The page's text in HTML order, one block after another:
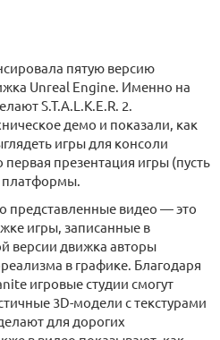
пятую версию
Unreal Engine. Именно на
S.T.A.L.K.E.R. 2.
демо и показали, как
игры для консоли
презентация игры (пусть
платформы.
представленные видео — это
игры, записанные в
версии движка авторы
в графике. Благодаря
игровые студии смогут
3D-модели с текстурами
для дорогих